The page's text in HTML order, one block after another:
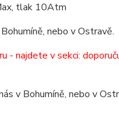
tlak 10Atm
nebo v Ostravě.
- najdete v sekci:
v Bohumíně, nebo v